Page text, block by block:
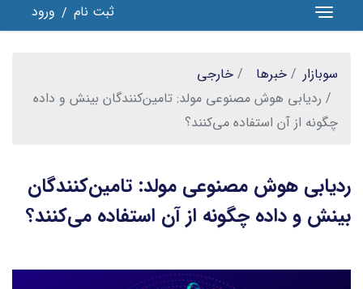
Toggle navigation ثبت نام / ورود
سوبازار خبر‌ها
خارجی
ردیابی هوش مصنوعی مولد: تامین‌کنندگان بینش و داده
چگونه از آن استفاده می‌کنند؟
ردیابی هوش مصنوعی مولد: تامین‌کنندگان
بینش و داده چگونه از آن استفاده می‌کنند؟